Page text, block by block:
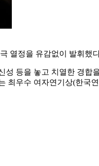
열정을 유감없이 발휘했
등을 놓고 치열한 경합
최우수 여자연기상(한국